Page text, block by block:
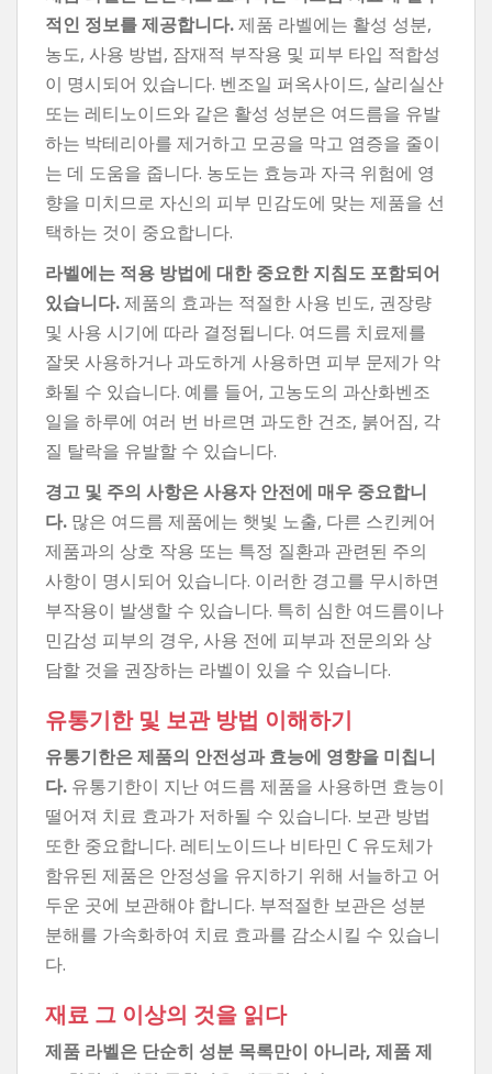
적인 정보를 제공합니다.제품 라벨에는 활성 성분,
농도, 사용 방법, 잠재적 부작용 및 피부 타입 적합성
이 명시되어 있습니다. 벤조일 퍼옥사이드, 살리실산
또는 레티노이드와 같은 활성 성분은 여드름을 유발
하는 박테리아를 제거하고 모공을 막고 염증을 줄이
는 데 도움을 줍니다. 농도는 효능과 자극 위험에 영
향을 미치므로 자신의 피부 민감도에 맞는 제품을 선
택하는 것이 중요합니다.
라벨에는 적용 방법에 대한 중요한 지침도 포함되어
있습니다.제품의 효과는 적절한 사용 빈도, 권장량
및 사용 시기에 따라 결정됩니다. 여드름 치료제를
잘못 사용하거나 과도하게 사용하면 피부 문제가 악
화될 수 있습니다. 예를 들어, 고농도의 과산화벤조
일을 하루에 여러 번 바르면 과도한 건조, 붉어짐, 각
질 탈락을 유발할 수 있습니다.
경고 및 주의 사항은 사용자 안전에 매우 중요합니
다. 많은 여드름 제품에는 햇빛 노출, 다른 스킨케어
제품과의 상호 작용 또는 특정 질환과 관련된 주의
사항이 명시되어 있습니다. 이러한 경고를 무시하면
부작용이 발생할 수 있습니다. 특히 심한 여드름이나
민감성 피부의 경우, 사용 전에 피부과 전문의와 상
담할 것을 권장하는 라벨이 있을 수 있습니다.
유통기한 및 보관 방법 이해하기
유통기한은 제품의 안전성과 효능에 영향을 미칩니
다. 유통기한이 지난 여드름 제품을 사용하면 효능이
떨어져 치료 효과가 저하될 수 있습니다. 보관 방법
또한 중요합니다. 레티노이드나 비타민 C 유도체가
함유된 제품은 안정성을 유지하기 위해 서늘하고 어
두운 곳에 보관해야 합니다. 부적절한 보관은 성분
분해를 가속화하여 치료 효과를 감소시킬 수 있습니
다.
재료 그 이상의 것을 읽다
제품 라벨은 단순히 성분 목록만이 아니라, 제품 제